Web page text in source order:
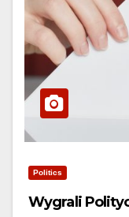
Politics
Wygrali